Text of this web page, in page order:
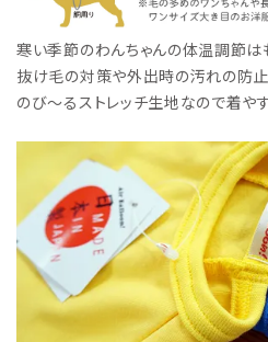
寒い季節のわんちゃんの体温調節は
抜け毛の対策や外出時の汚れの防止
のび～るストレッチ生地なので着や